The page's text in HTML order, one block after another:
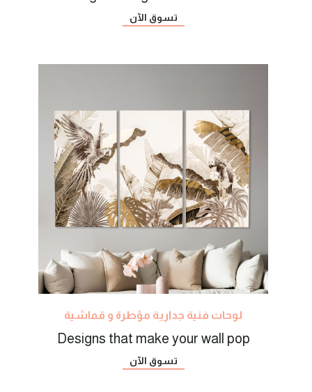
تسوق الآن
لوحات فنية جدارية مؤطرة و قماشية
Designs that make your wall pop
تسوق الآن